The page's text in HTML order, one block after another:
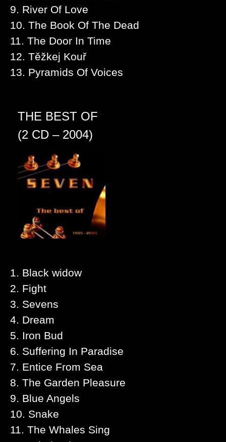
9. River Of Love
10. The Book Of The Dead
11. The Door In Time
12. Těžkej Kouř
13. Pyramids Of Voices
THE BEST OF
(2 CD – 2004)
1. Black widow
2. Fight
3. Sevens
4. Dream
5. Iron Bud
6. Suffering In Paradise
7. Entice From Sea
8. The Garden Pleasure
9. Blue Angels
10. Snake
11. The Whales Sing